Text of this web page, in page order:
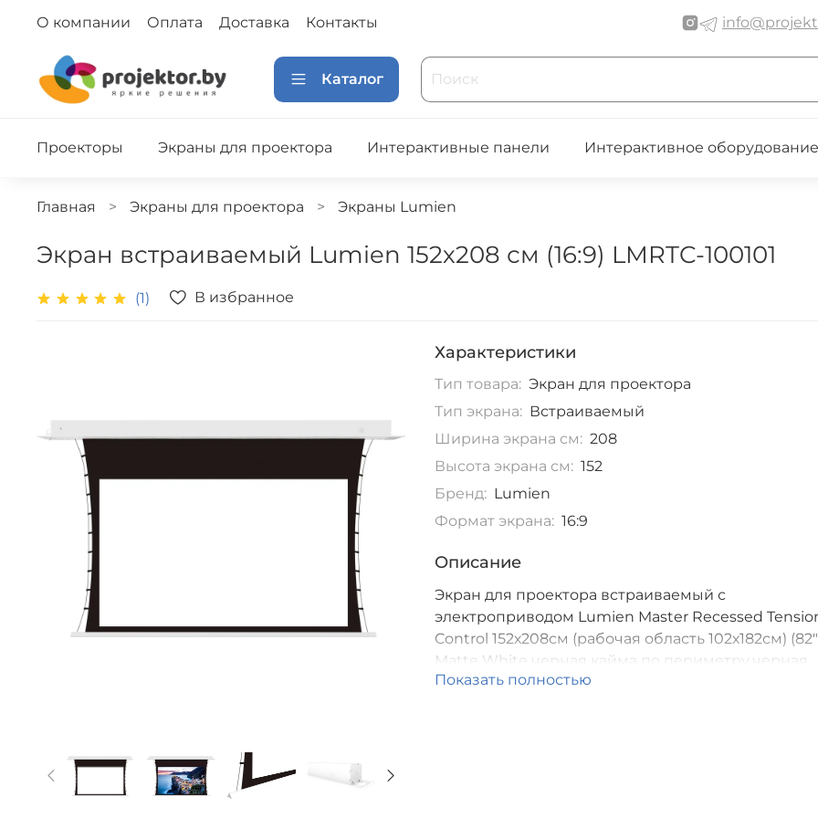
О компании Оплата Доставка Контакты
Каталог
Проекторы Экраны для проектора Интерактивные панели Интерактивное оборудование
Главная Экраны для проектора Экраны Lumien
Экран встраиваемый Lumien 152х208 см (16:9) LMRTC-100101
(1) В избранное
Характеристики
Тип товара: Экран для проектора
Тип экрана: Встраиваемый
Ширина экрана см: 208
Высота экрана см: 152
Бренд: Lumien
Формат экрана: 16:9
Описание
Экран для проектора встраиваемый с
электроприводом Lumien Master Recessed
Control 152х208см (рабочая область 102х182см)
Matte White черная кайма по периметру,черная
кайма сверху 40 см,триггер,RS232,IR,
Показать полностью